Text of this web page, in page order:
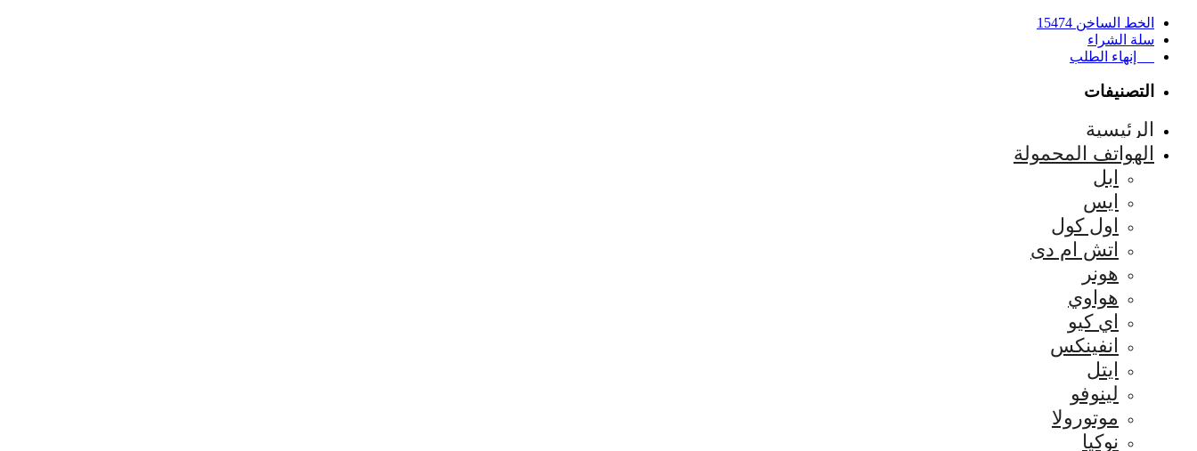
الخط الساخن 15474
سلة الشراء
إنهاء الطلب
التصنيفات
الرئيسية
الهواتف المحمولة
ابل
ايس
اول كول
اتش ام دى
هونر
هواوي
اي كيو
انفينكس
ايتل
لينوفو
موتورولا
نوكيا